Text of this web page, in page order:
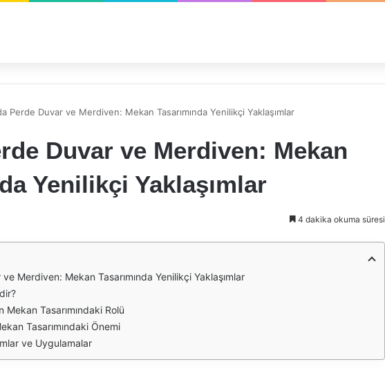
Perde Duvar ve Merdiven: Mekan Tasarımında Yenilikçi Yaklaşımlar
Duvar ve Merdiven: Mekan
Yenilikçi Yaklaşımlar
4 dakika okuma süresi
Merdiven: Mekan Tasarımında Yenilikçi Yaklaşımlar
Mekan Tasarımındaki Rolü
Tasarımındaki Önemi
ve Uygulamalar